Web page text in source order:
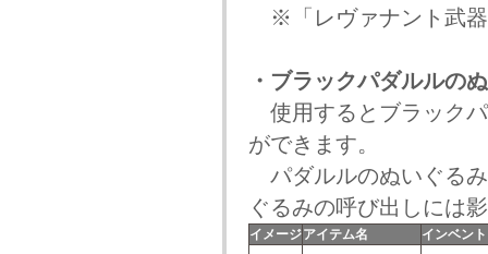
※「レヴァナント武器
・ブラックパダルルの
使用するとブラック
ができます。
パダルルのぬいぐる
ぐるみの呼び出しには
イメージアイテム名 インベン